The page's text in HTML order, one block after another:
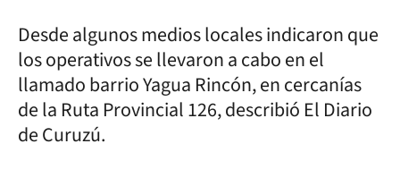
Desde algunos medios locales indicaron que
los operativos se llevaron a cabo en el
llamado barrio Yagua Rincón, en cercanías
de la Ruta Provincial 126, describió El Diario
de Curuzú.